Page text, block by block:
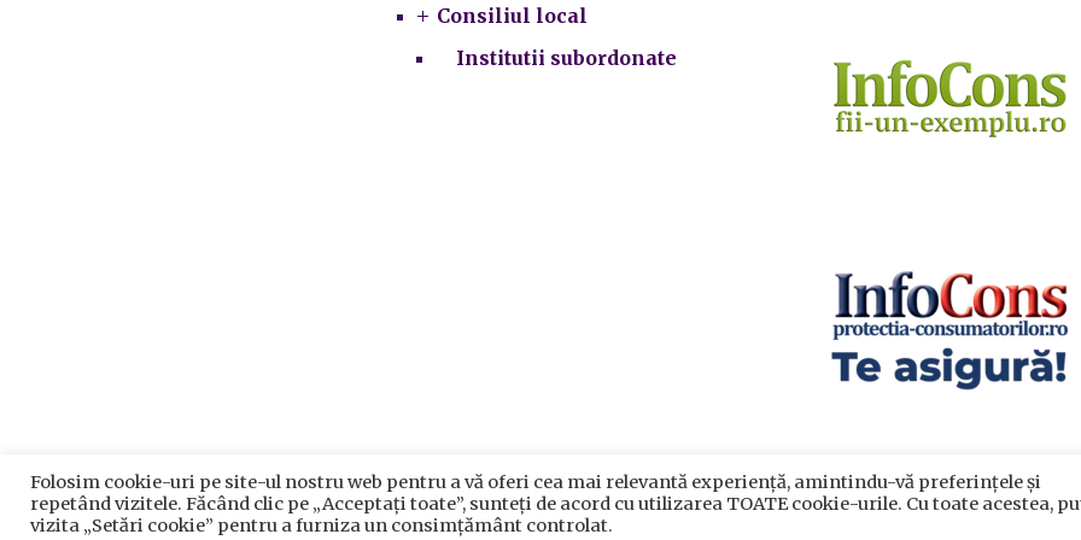
Consiliul local
Institutii subordonate
Prelucrarea datelor cu caracter personal |Politica de utilizare
Primăria Sectorului 5 București
2021. Toate drepturile rezervate.
Folosim cookie-uri pe site-ul nostru web pentru a vă oferi cea mai relevantă experiență, amintindu-vă preferințele și
repetând vizitele. Făcând clic pe „Acceptați toate”, sunteți de acord cu utilizarea TOATE cookie-urile. Cu toate acestea,
vizita „Setări cookie” pentru a furniza un consimțământ controlat.